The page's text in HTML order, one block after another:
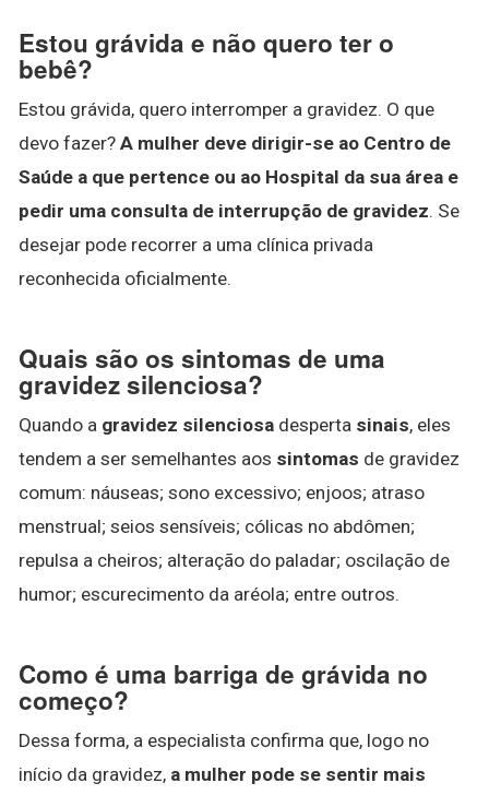
Estou grávida e não quero ter o
bebê?
Estou grávida, quero interromper a gravidez. O que
devo fazer? A mulher deve dirigir-se ao Centro de
Saúde a que pertence ou ao Hospital da sua área e
pedir uma consulta de interrupção de gravidez. Se
desejar pode recorrer a uma clínica privada
reconhecida oficialmente.
Quais são os sintomas de uma
gravidez silenciosa?
Quando a gravidez silenciosa desperta sinais, eles
tendem a ser semelhantes aos sintomas de gravidez
comum: náuseas; sono excessivo; enjoos; atraso
menstrual; seios sensíveis; cólicas no abdômen;
repulsa a cheiros; alteração do paladar; oscilação de
humor; escurecimento da aréola; entre outros.
Como é uma barriga de grávida no
começo?
Dessa forma, a especialista confirma que, logo no
início da gravidez, a mulher pode se sentir mais